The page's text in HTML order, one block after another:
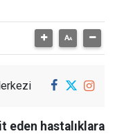
eden hastalıklara